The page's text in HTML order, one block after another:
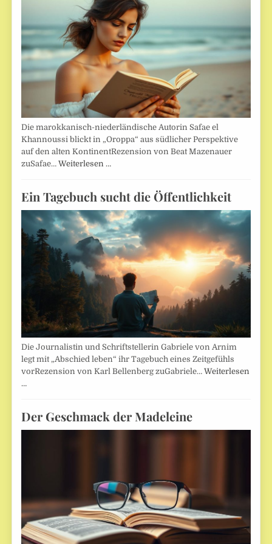
Die marokkanisch-niederländische Autorin Safae el
Khannoussi blickt in „Oroppa“ aus südlicher Perspektive
auf den alten KontinentRezension von Beat Mazenauer
zuSafae…Weiterlesen …
Ein Tagebuch sucht die Öffentlichkeit
Die Journalistin und Schriftstellerin Gabriele von Arnim
legt mit „Abschied leben“ ihr Tagebuch eines Zeitgefühls
vorRezension von Karl Bellenberg zuGabriele…Weiterlesen
…
Der Geschmack der Madeleine